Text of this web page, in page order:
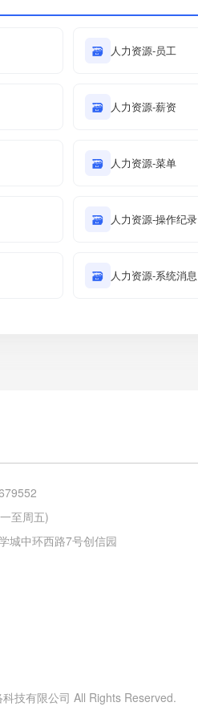
🗃 人力资源-员工
🗃 人力资源-薪资
🗃 人力资源-菜单
🗃 人力资源-操作纪录
🗃 人力资源-系统消息
至周五)
城中环西路7号创信园
技有限公司 All Rights Reserved.